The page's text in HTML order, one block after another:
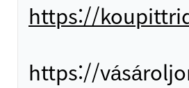
https://
https://